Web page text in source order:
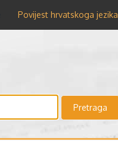
Povijest hrvatskoga jezika